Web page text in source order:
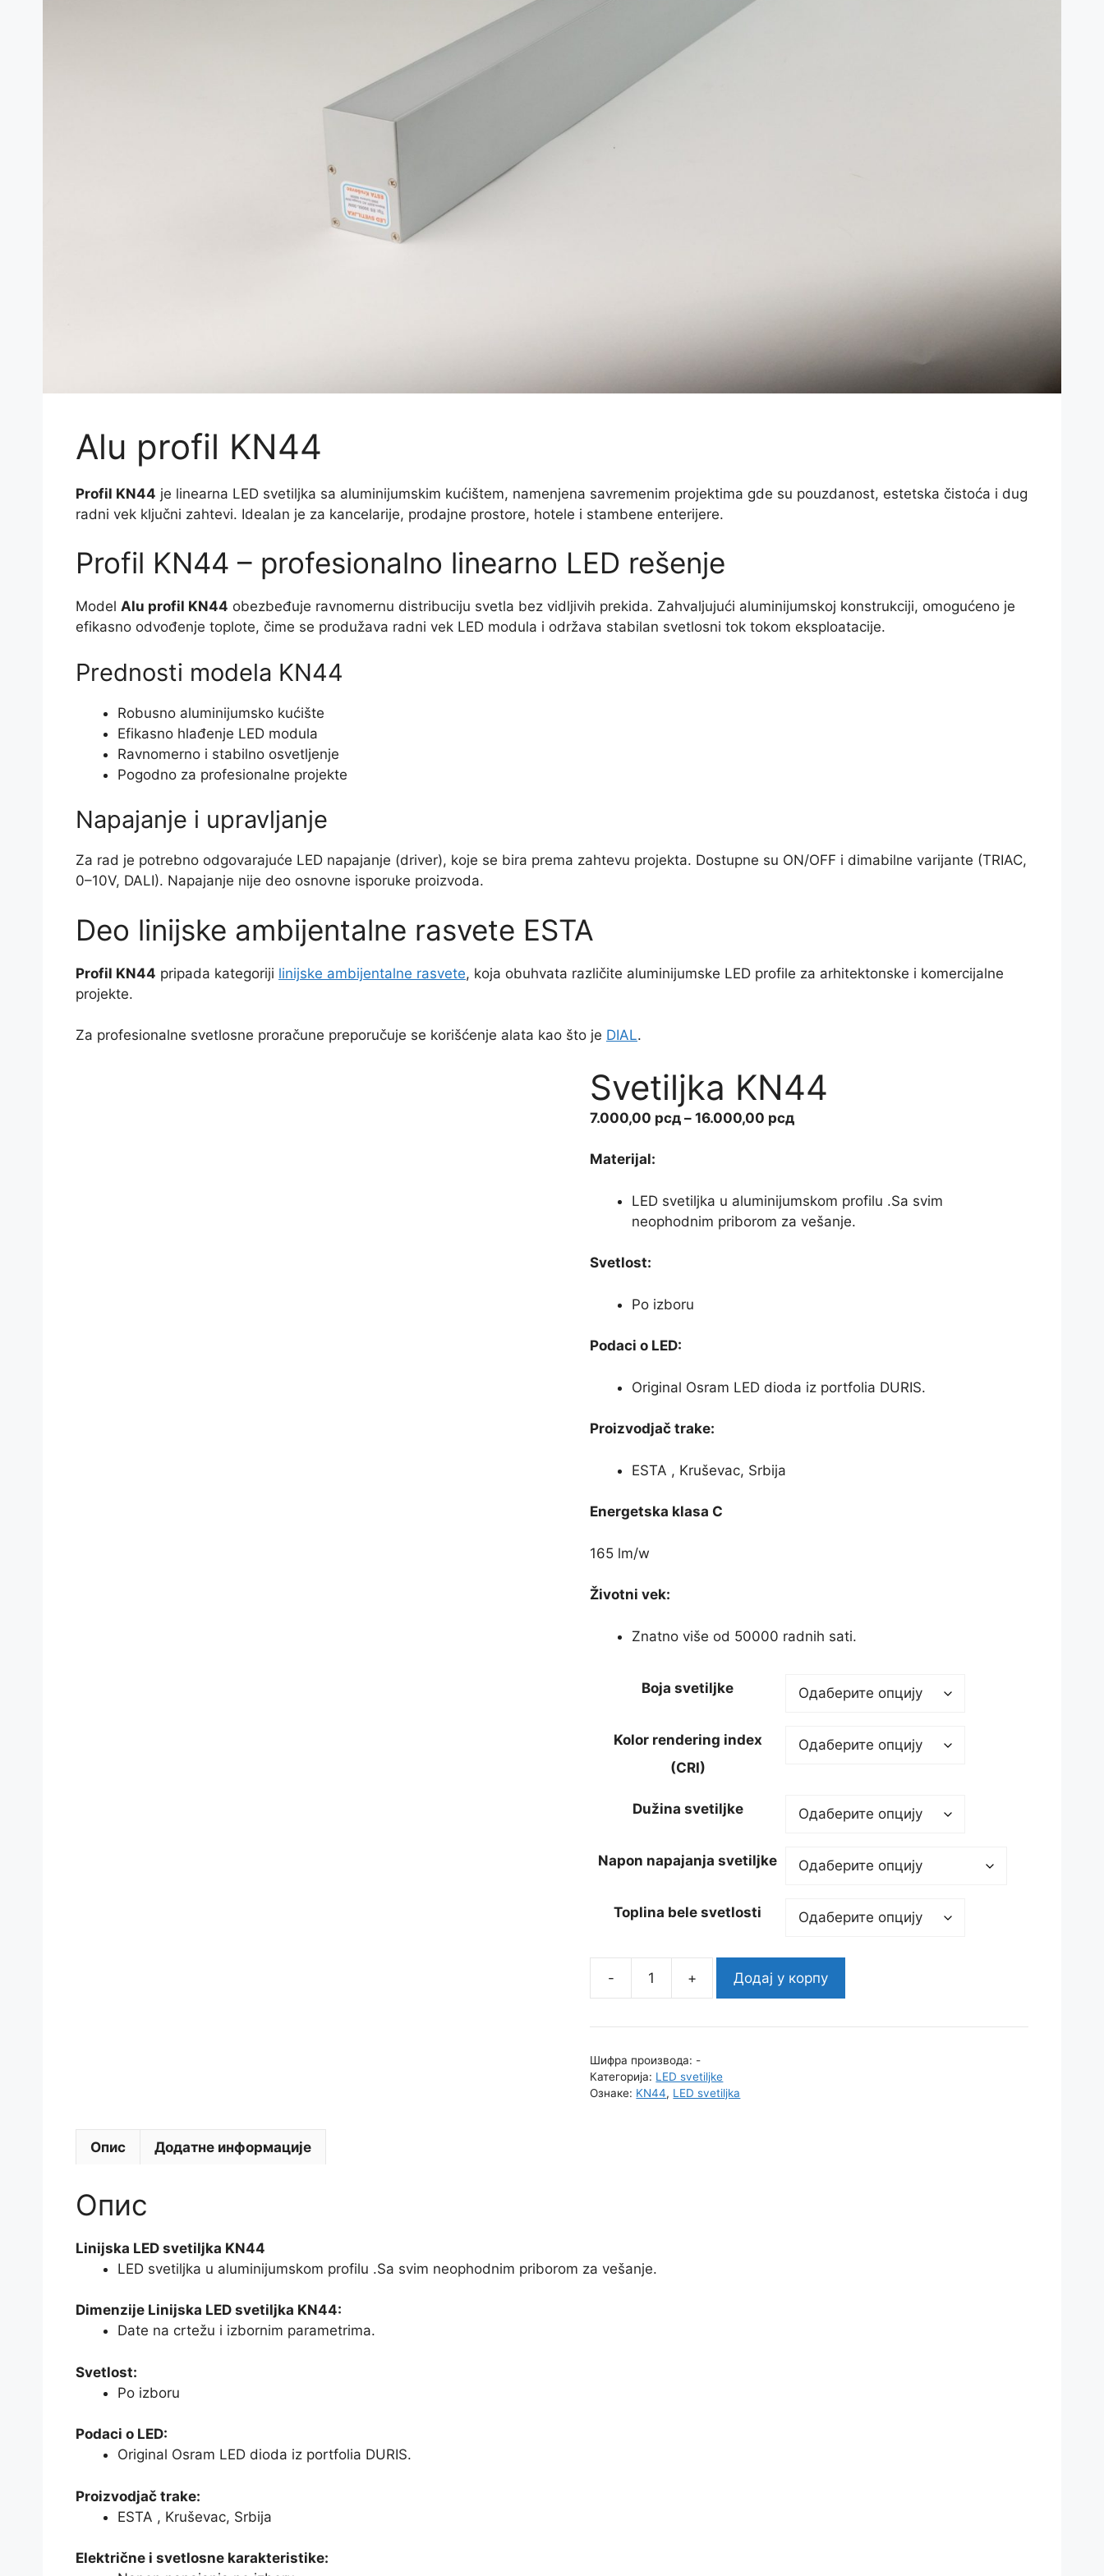
Alu profil KN44
Profil KN44 je linearna LED svetiljka sa aluminijumskim kućištem, namenjena savremenim projektima gde su pouzdanost, estetska čistoća i dug
radni vek ključni zahtevi. Idealan je za kancelarije, prodajne prostore, hotele i stambene enterijere.
Profil KN44 – profesionalno linearno LED rešenje
Model Alu profil KN44 obezbeđuje ravnomernu distribuciju svetla bez vidljivih prekida. Zahvaljujući aluminijumskoj konstrukciji, omogućeno je
efikasno odvođenje toplote, čime se produžava radni vek LED modula i održava stabilan svetlosni tok tokom eksploatacije.
Prednosti modela KN44
Robusno aluminijumsko kućište
Efikasno hlađenje LED modula
Ravnomerno i stabilno osvetljenje
Pogodno za profesionalne projekte
Napajanje i upravljanje
Za rad je potrebno odgovarajuće LED napajanje (driver), koje se bira prema zahtevu projekta. Dostupne su ON/OFF i dimabilne varijante (TRIAC,
0–10V, DALI). Napajanje nije deo osnovne isporuke proizvoda.
Deo linijske ambijentalne rasvete ESTA
Profil KN44 pripada kategoriji linijske ambijentalne rasvete, koja obuhvata različite aluminijumske LED profile za arhitektonske i komercijalne
projekte.
Za profesionalne svetlosne proračune preporučuje se korišćenje alata kao što je DIAL.
Svetiljka KN44
7.000,00 рсд – 16.000,00 рсд
до
16.000,00 рсд
Materijal:
LED svetiljka u aluminijumskom profilu .Sa svim
neophodnim priborom za vešanje.
Svetlost:
Po izboru
Podaci o LED:
Original Osram LED dioda iz portfolia DURIS.
Proizvodjač trake:
ESTA , Kruševac, Srbija
Energetska klasa C
165 lm/w
Životni vek:
Znatno više od 50000 radnih sati.
Boja svetiljke
Kolor rendering index
(CRI)
Dužina svetiljke
Napon napajanja svetiljke
Toplina bele svetlosti
количина
Додај у корпу
Шифра производа: -
Категорија: LED svetiljke
Ознаке: KN44, LED svetiljka
Опис Додатне информације
Опис
Linijska LED svetiljka KN44
LED svetiljka u aluminijumskom profilu .Sa svim neophodnim priborom za vešanje.
Dimenzije Linijska LED svetiljka KN44:
Date na crtežu i izbornim parametrima.
Svetlost:
Po izboru
Podaci o LED:
Original Osram LED dioda iz portfolia DURIS.
Proizvodjač trake:
ESTA , Kruševac, Srbija
Električne i svetlosne karakteristike: